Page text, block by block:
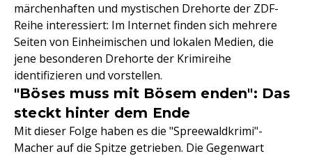
märchenhaften und mystischen Drehorte der ZDF-
Reihe interessiert: Im Internet finden sich mehrere
Seiten von Einheimischen und lokalen Medien, die
jene besonderen Drehorte der Krimireihe
identifizieren und vorstellen.
"Böses muss mit Bösem enden": Das
steckt hinter dem Ende
Mit dieser Folge haben es die "Spreewaldkrimi"-
Macher auf die Spitze getrieben. Die Gegenwart